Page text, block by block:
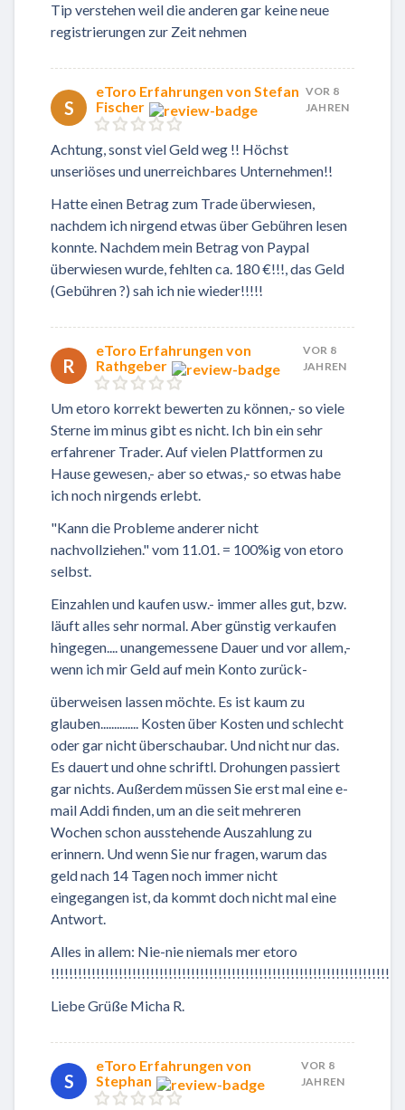
Tip verstehen weil die anderen gar keine neue
registrierungen zur Zeit nehmen
S
eToro Erfahrungen von Stefan
Fischer
VOR 8
JAHREN
Achtung, sonst viel Geld weg !! Höchst
unseriöses und unerreichbares Unternehmen!!
Hatte einen Betrag zum Trade überwiesen,
nachdem ich nirgend etwas über Gebühren lesen
konnte. Nachdem mein Betrag von Paypal
überwiesen wurde, fehlten ca. 180 €!!!, das Geld
(Gebühren ?) sah ich nie wieder!!!!!
R
eToro Erfahrungen von
Rathgeber
VOR 8
JAHREN
Um etoro korrekt bewerten zu können,- so viele
Sterne im minus gibt es nicht. Ich bin ein sehr
erfahrener Trader. Auf vielen Plattformen zu
Hause gewesen,- aber so etwas,- so etwas habe
ich noch nirgends erlebt.
"Kann die Probleme anderer nicht
nachvollziehen." vom 11.01. = 100%ig von etoro
selbst.
Einzahlen und kaufen usw.- immer alles gut, bzw.
läuft alles sehr normal. Aber günstig verkaufen
hingegen.... unangemessene Dauer und vor allem,-
wenn ich mir Geld auf mein Konto zurück-
überweisen lassen möchte. Es ist kaum zu
glauben.............. Kosten über Kosten und schlecht
oder gar nicht überschaubar. Und nicht nur das.
Es dauert und ohne schriftl. Drohungen passiert
gar nichts. Außerdem müssen Sie erst mal eine e-
mail Addi finden, um an die seit mehreren
Wochen schon ausstehende Auszahlung zu
erinnern. Und wenn Sie nur fragen, warum das
geld nach 14 Tagen noch immer nicht
eingegangen ist, da kommt doch nicht mal eine
Antwort.
Alles in allem: Nie-nie niemals mer etoro
!!!!!!!!!!!!!!!!!!!!!!!!!!!!!!!!!!!!!!!!!!!!!!!!!!!!!!!!!!!!!!!!!!!!!!!!!!!!!!
Liebe Grüße Micha R.
S
eToro Erfahrungen von
Stephan
VOR 8
JAHREN